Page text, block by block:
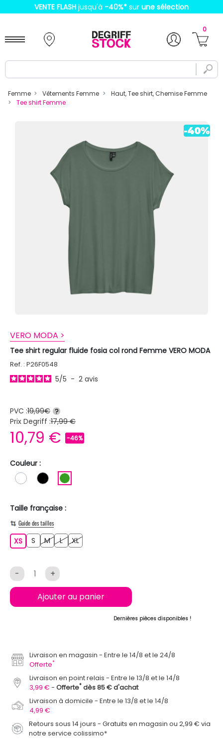
VENTE FLASH jusqu'à -40%* sur une sélection
0
Femme Vêtements Femme
Haut, Tee shirt, Chemise Femme
Tee shirt Femme
VERO MODA >
Tee shirt regular fluide fosia col rond Femme VERO MODA
Ref. : P26F0548
5/5 - 2 avis
PVC :19,99€ ?
Prix Degriff :17,99 €
10,79 € -46%
Couleur :
BLANCNOIR
Taille française :
Guide des tailles
XSXS S MM LL XLXL
- +
Ajouter au panier
Dernières pièces disponibles !
Livraison en magasin
Entre le 14/8 et le 24/8
Offerte*
Livraison en point relais
Entre le 13/8 et le 14/8
3,99 €
Offerte* dès 85 € d'achat
Livraison à domicile
Entre le 13/8 et le 14/8
4,99 €
Retours sous 14 jours - Gratuits en magasin ou 2,99 € via
notre service colissimo*